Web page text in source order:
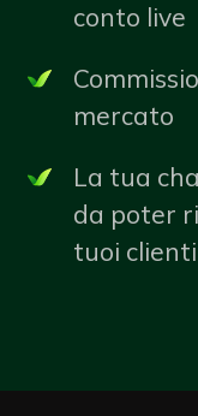
conto live
mercato
La tua
da poter
tuoi clienti